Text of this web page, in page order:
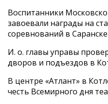
Воспитанники
завоевали награды на
соревнований в Саранске
И. о. главы управы
дворов и подъездов в
В центре «Атлант» в
честь Всемирного дня